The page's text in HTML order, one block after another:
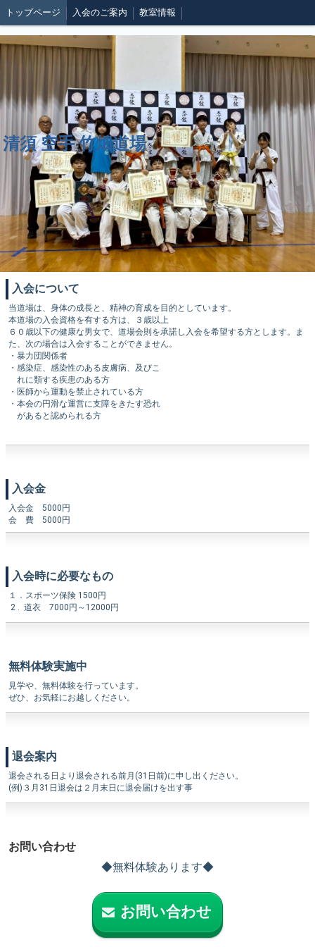
トップページ 入会のご案内 教室情報
清須 空手 竹畑道場
入会について
当道場は、身体の成長と、精神の育成を目的としています。
本道場の入会資格を有する方は、３歳以上
６０歳以下の健康な男女で、道場会則を承諾し入会を希望する方とします。ま
た、次の場合は入会することができません。
・暴力団関係者
・感染症、感染性のある皮膚病、及びこ
れに類する疾患のある方
・医師から運動を禁止されている方
・本会の円滑な運営に支障をきたす恐れ
があると認められる方
入会金
入会金 5000円
会 費 5000円
入会時に必要なもの
１．スポーツ保険 1500円
2 . 道衣 7000円～12000円
無料体験実施中
見学や、無料体験を行っています。
ぜひ、お気軽にお越しください。
退会案内
退会される日より退会される前月(31日前)に申し出ください。
(例)３月31日退会は２月末日に退会届けを出す事
お問い合わせ
◆無料体験あります◆
お問い合わせ